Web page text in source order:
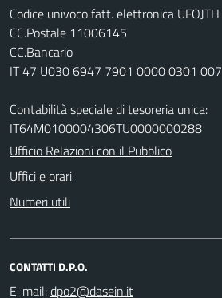
Codice univoco fatt. elettronica UFOJTH
CC.Postale 11006145
CC.Bancario
IT 47 U030 6947 7901 0000 0301 007
Contabilità speciale di tesoreria unica:
IT64M0100004306TU0000000288
Ufficio Relazioni con il Pubblico
Uffici e orari
Numeri utili
CONTATTI D.P.O.
E-mail: